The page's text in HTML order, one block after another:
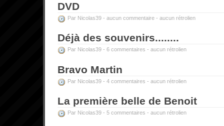
DVD
Par Nicolas39 - aucun commentaire - aucun rétrolien
Déjà des souvenirs........
Par Nicolas39 - 6 commentaires - aucun rétrolien
Bravo Martin
Par Nicolas39 - 4 commentaires - aucun rétrolien
La première belle de Benoit
Par Nicolas39 - 5 commentaires - aucun rétrolien